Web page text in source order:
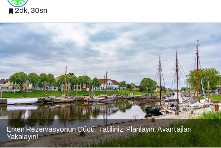
2dk, 30sn
Erken Rezervasyonun Gücü: Tatilinizi Planlayın, Avantajları
Yakalayın!